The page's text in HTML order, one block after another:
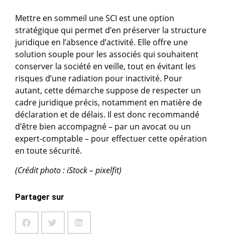
Mettre en sommeil une SCI est une option
stratégique qui permet d’en préserver la structure
juridique en l’absence d’activité. Elle offre une
solution souple pour les associés qui souhaitent
conserver la société en veille, tout en évitant les
risques d’une radiation pour inactivité. Pour
autant, cette démarche suppose de respecter un
cadre juridique précis, notamment en matière de
déclaration et de délais. Il est donc recommandé
d’être bien accompagné – par un avocat ou un
expert-comptable – pour effectuer cette opération
en toute sécurité.
(Crédit photo : iStock – pixelfit)
Partager sur